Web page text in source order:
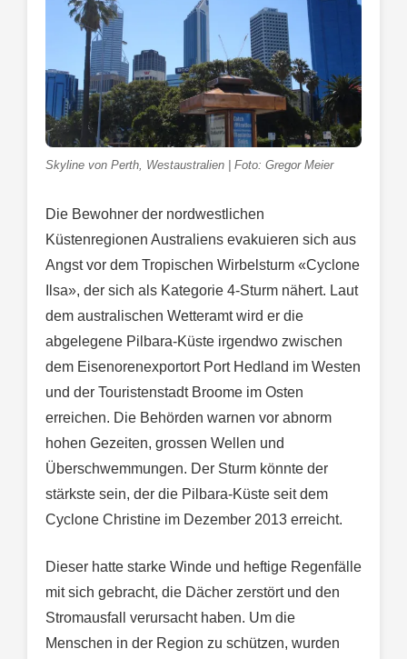
Skyline von Perth, Westaustralien | Foto: Gregor Meier
Die Bewohner der nordwestlichen
Küstenregionen Australiens evakuieren sich aus
Angst vor dem Tropischen Wirbelsturm «Cyclone
Ilsa», der sich als Kategorie 4-Sturm nähert. Laut
dem australischen Wetteramt wird er die
abgelegene Pilbara-Küste irgendwo zwischen
dem Eisenorenexportort Port Hedland im Westen
und der Touristenstadt Broome im Osten
erreichen. Die Behörden warnen vor abnorm
hohen Gezeiten, grossen Wellen und
Überschwemmungen. Der Sturm könnte der
stärkste sein, der die Pilbara-Küste seit dem
Cyclone Christine im Dezember 2013 erreicht.
Dieser hatte starke Winde und heftige Regenfälle
mit sich gebracht, die Dächer zerstört und den
Stromausfall verursacht haben. Um die
Menschen in der Region zu schützen, wurden